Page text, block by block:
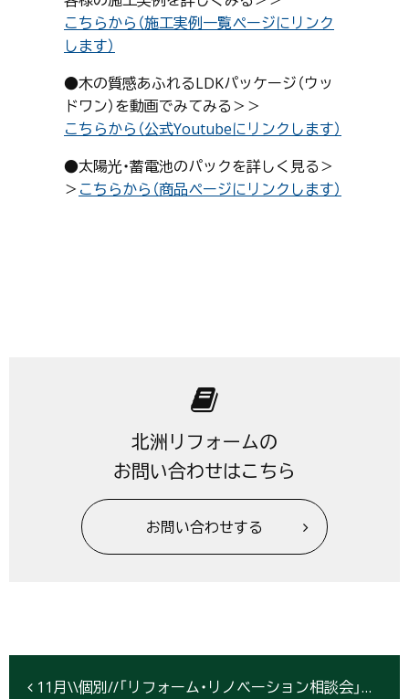
こちらから（施工実例一覧ページにリンク
します）
●木の質感あふれるLDKパッケージ（ウッ
ドワン）を動画でみてみる＞＞
こちらから（公式Youtubeにリンクします）
●太陽光・蓄電池のパックを詳しく見る＞
＞ こちらから（商品ページにリンクします）
北洲リフォームの
お問い合わせはこちら
お問い合わせする
11月\\個別//「リフォーム・リノベーション相談会」★開催日程【盛岡・北上・仙台】